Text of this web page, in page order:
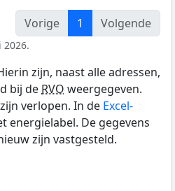
Vorige
1 Volgende
zijn, naast alle adressen,
bij de RVO weergegeven.
verlopen. In de Excel-
energielabel. De gegevens
zijn vastgesteld.